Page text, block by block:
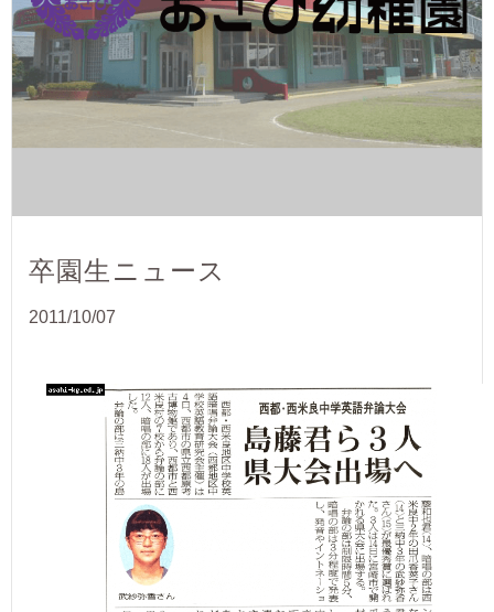
卒園生ニュース
2011/10/07